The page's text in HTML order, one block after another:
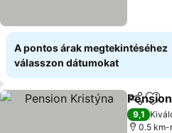
A pontos árak megtekintéséhez
válasszon dátumokat
9,1
0.5 km-